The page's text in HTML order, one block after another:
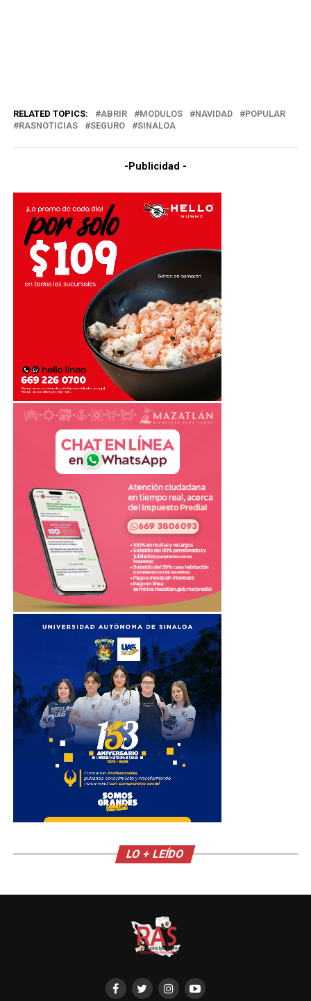
RELATED TOPICS: ABRIR MODULOS NAVIDAD
POPULAR
RASNOTICIAS
SEGURO SINALOA
-Publicidad -
LO + LEÍDO